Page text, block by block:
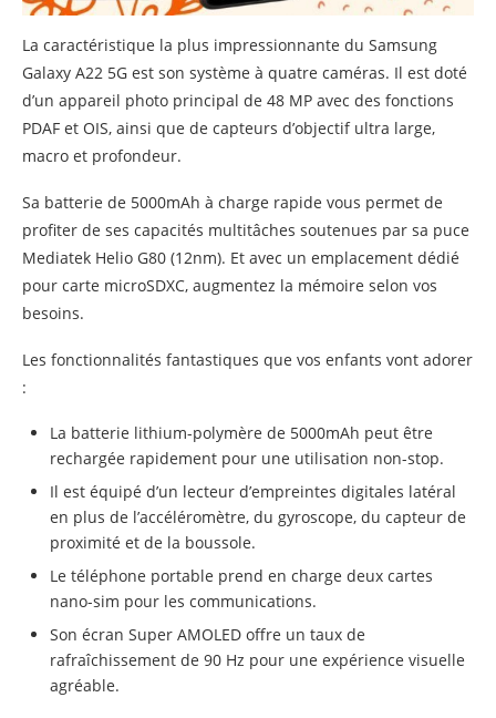
La caractéristique la plus impressionnante du Samsung
Galaxy A22 5G est son système à quatre caméras. Il est doté
d’un appareil photo principal de 48 MP avec des fonctions
PDAF et OIS, ainsi que de capteurs d’objectif ultra large,
macro et profondeur.
Sa batterie de 5000mAh à charge rapide vous permet de
profiter de ses capacités multitâches soutenues par sa puce
Mediatek Helio G80 (12nm). Et avec un emplacement dédié
pour carte microSDXC, augmentez la mémoire selon vos
besoins.
Les fonctionnalités fantastiques que vos enfants vont adorer
:
La batterie lithium-polymère de 5000mAh peut être
rechargée rapidement pour une utilisation non-stop.
Il est équipé d’un lecteur d’empreintes digitales latéral
en plus de l’accéléromètre, du gyroscope, du capteur de
proximité et de la boussole.
Le téléphone portable prend en charge deux cartes
nano-sim pour les communications.
Son écran Super AMOLED offre un taux de
rafraîchissement de 90 Hz pour une expérience visuelle
agréable.